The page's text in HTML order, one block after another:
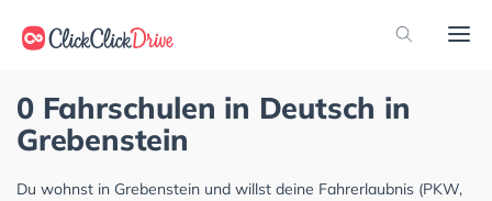
0 Fahrschulen in Deutsch in
Grebenstein
Du wohnst in Grebenstein und willst deine Fahrerlaubnis (PKW,